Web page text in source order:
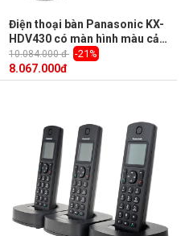
Điện thoại bàn Panasonic KX-
HDV430 có màn hình màu cảm
ứng, hỗ trợ loa ngoài, tai nghe
Bluetooth
10.084.000 đ -21%
8.067.000đ